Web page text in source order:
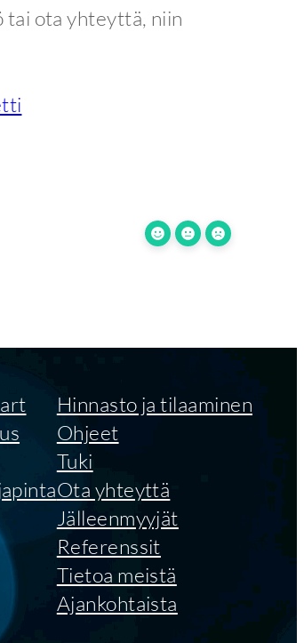
tai ota yhteyttä, niin
Hinnasto ja tilaaminen
Ohjeet
Tuki
Ota yhteyttä
Jälleenmyyjät
Referenssit
Tietoa meistä
Ajankohtaista